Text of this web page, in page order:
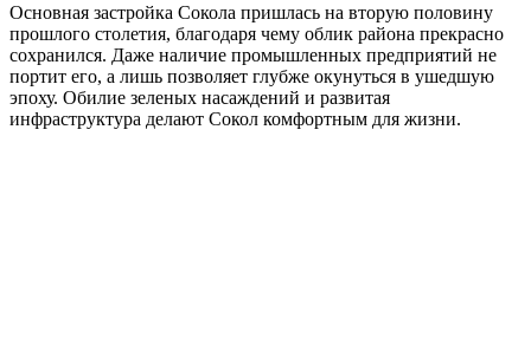
Основная застройка Сокола пришлась на вторую половину
прошлого столетия, благодаря чему облик района прекрасно
сохранился. Даже наличие промышленных предприятий не
портит его, а лишь позволяет глубже окунуться в ушедшую
эпоху. Обилие зеленых насаждений и развитая
инфраструктура делают Сокол комфортным для жизни.